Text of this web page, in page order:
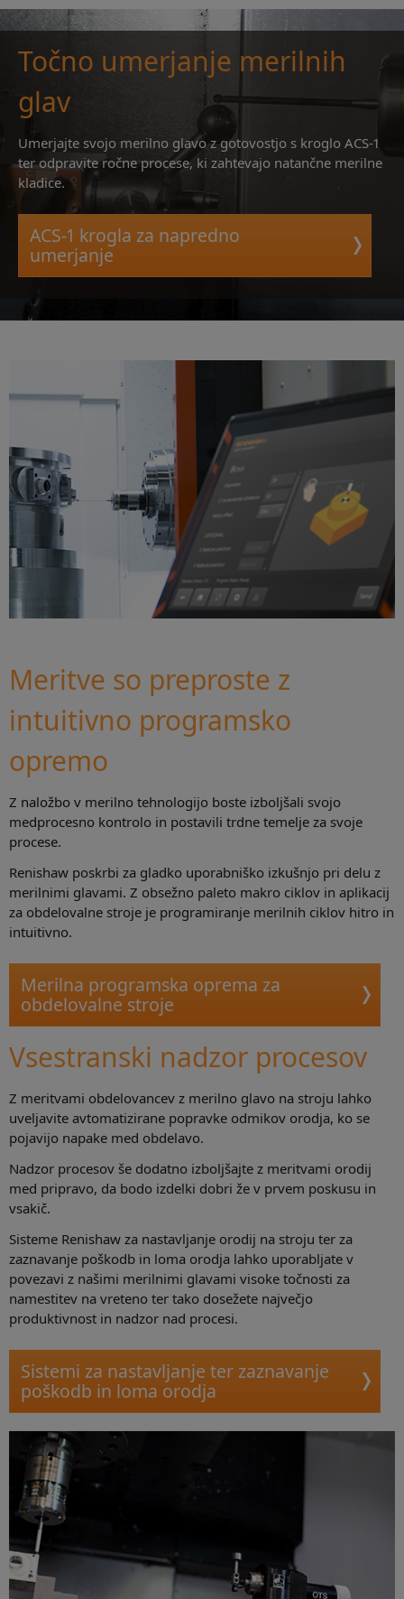
Točno umerjanje merilnih
glav
Umerjajte svojo merilno glavo z gotovostjo s kroglo ACS-1
ter odpravite ročne procese, ki zahtevajo natančne merilne
kladice.
ACS-1 krogla za napredno
umerjanje
Meritve so preproste z
intuitivno programsko
opremo
Z naložbo v merilno tehnologijo boste izboljšali svojo
medprocesno kontrolo in postavili trdne temelje za svoje
procese.
Renishaw poskrbi za gladko uporabniško izkušnjo pri delu z
merilnimi glavami. Z obsežno paleto makro ciklov in aplikacij
za obdelovalne stroje je programiranje merilnih ciklov hitro in
intuitivno.
Merilna programska oprema za
obdelovalne stroje
Vsestranski nadzor procesov
Z meritvami obdelovancev z merilno glavo na stroju lahko
uveljavite avtomatizirane popravke odmikov orodja, ko se
pojavijo napake med obdelavo.
Nadzor procesov še dodatno izboljšajte z meritvami orodij
med pripravo, da bodo izdelki dobri že v prvem poskusu in
vsakič.
Sisteme Renishaw za nastavljanje orodij na stroju ter za
zaznavanje poškodb in loma orodja lahko uporabljate v
povezavi z našimi merilnimi glavami visoke točnosti za
namestitev na vreteno ter tako dosežete največjo
produktivnost in nadzor nad procesi.
Sistemi za nastavljanje ter zaznavanje
poškodb in loma orodja